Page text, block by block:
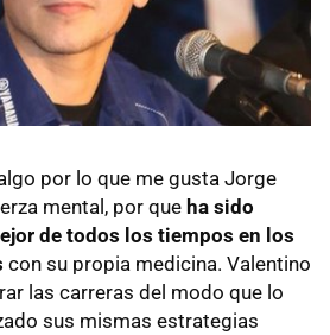
por lo que me gusta Jorge
mental, por que ha sido
de todos los tiempos en los
con su propia medicina. Valentino
las carreras del modo que lo
sus mismas estrategias